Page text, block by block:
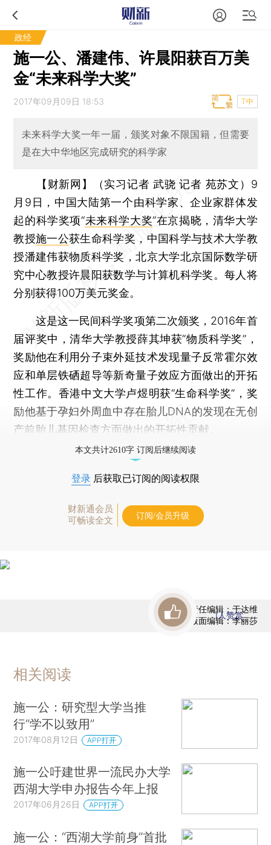
政经
施一公、潘建伟、许晨阳获百万美
金“未来科学大奖”
2017年09月09日 18:53 T中
未来科学大奖一年一届，颁奖对象不限国籍，但需要
是在大中华地区完成研究的科学家
【财新网】（实习记者 武骁 记者 苑苏文） 9
月9日，中国大陆第一个由科学家、企业家群体发
起的科学奖项“未来科学大奖”在京揭晓，清华大学
教授施一公获生命科学奖，中国科学与技术大学教
授潘建伟获物质科学奖，北京大学北京国际数学研
究中心教授许晨阳获数学与计算机科学奖。每人将
分别获得100万美元奖金。
这是这一民间科学奖项第二次颁奖，2016年首
届评奖中，清华大学教授薛其坤获“物质科学奖”，
奖励他在利用分子束外延技术发现量子反常霍尔效
应和单层铁硒超导等新奇量子效应方面做出的开拓
性工作。香港中文大学卢煜明获“生命科学奖”，奖
励他基于孕妇外周血中存在胎儿DNA的发现在无创
产前胎儿基因检查方面做出的开拓性贡献。
本文共计2610字 订阅后继续阅读
登录 后获取已订阅的阅读权限
财新通会员
可畅读全文
订阅/会员升级
责任编辑：于达维
版面编辑：李丽莎
1人赞赏
相关阅读
施一公：研究型大学当推
行“学不以致用”
2017年08月12日 APP打开
施一公吁建世界一流民办大学
西湖大学申办报告今年上报
2017年06月26日 APP打开
施一公：“西湖大学前身”首批